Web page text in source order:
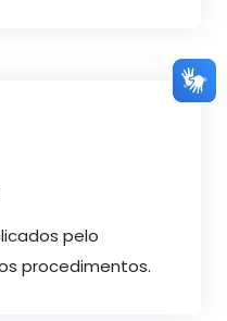
pelo
procedimentos.